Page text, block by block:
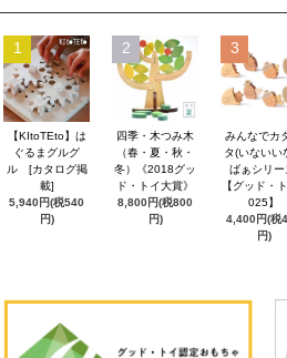
1
【KItoTEto】は
ぐるまグルグ
ル [カタログ掲
載]
5,940円(税540
円)
2
四季・木つみ木
（春・夏・秋・
冬）《2018グッ
ド・トイ大賞》
8,800円(税800
円)
3
みんなでカ
タ(いないい
ばぁシリー
【グッド・
025】
4,400円(税
円)